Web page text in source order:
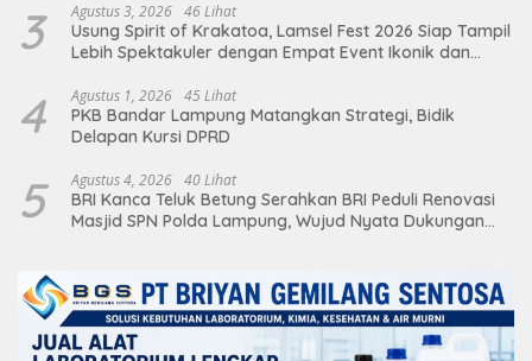
3 Agustus 3, 2026 46 Lihat
Usung Spirit of Krakatoa, Lamsel Fest 2026 Siap Tampil
Lebih Spektakuler dengan Empat Event Ikonik dan
4 Agustus 1, 2026 45 Lihat
PKB Bandar Lampung Matangkan Strategi, Bidik
Delapan Kursi DPRD
5 Agustus 4, 2026 40 Lihat
BRI Kanca Teluk Betung Serahkan BRI Peduli Renovasi
Masjid SPN Polda Lampung, Wujud Nyata Dukungan